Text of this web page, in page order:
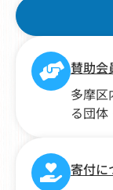
賛助会
多摩区
る団体
寄付に